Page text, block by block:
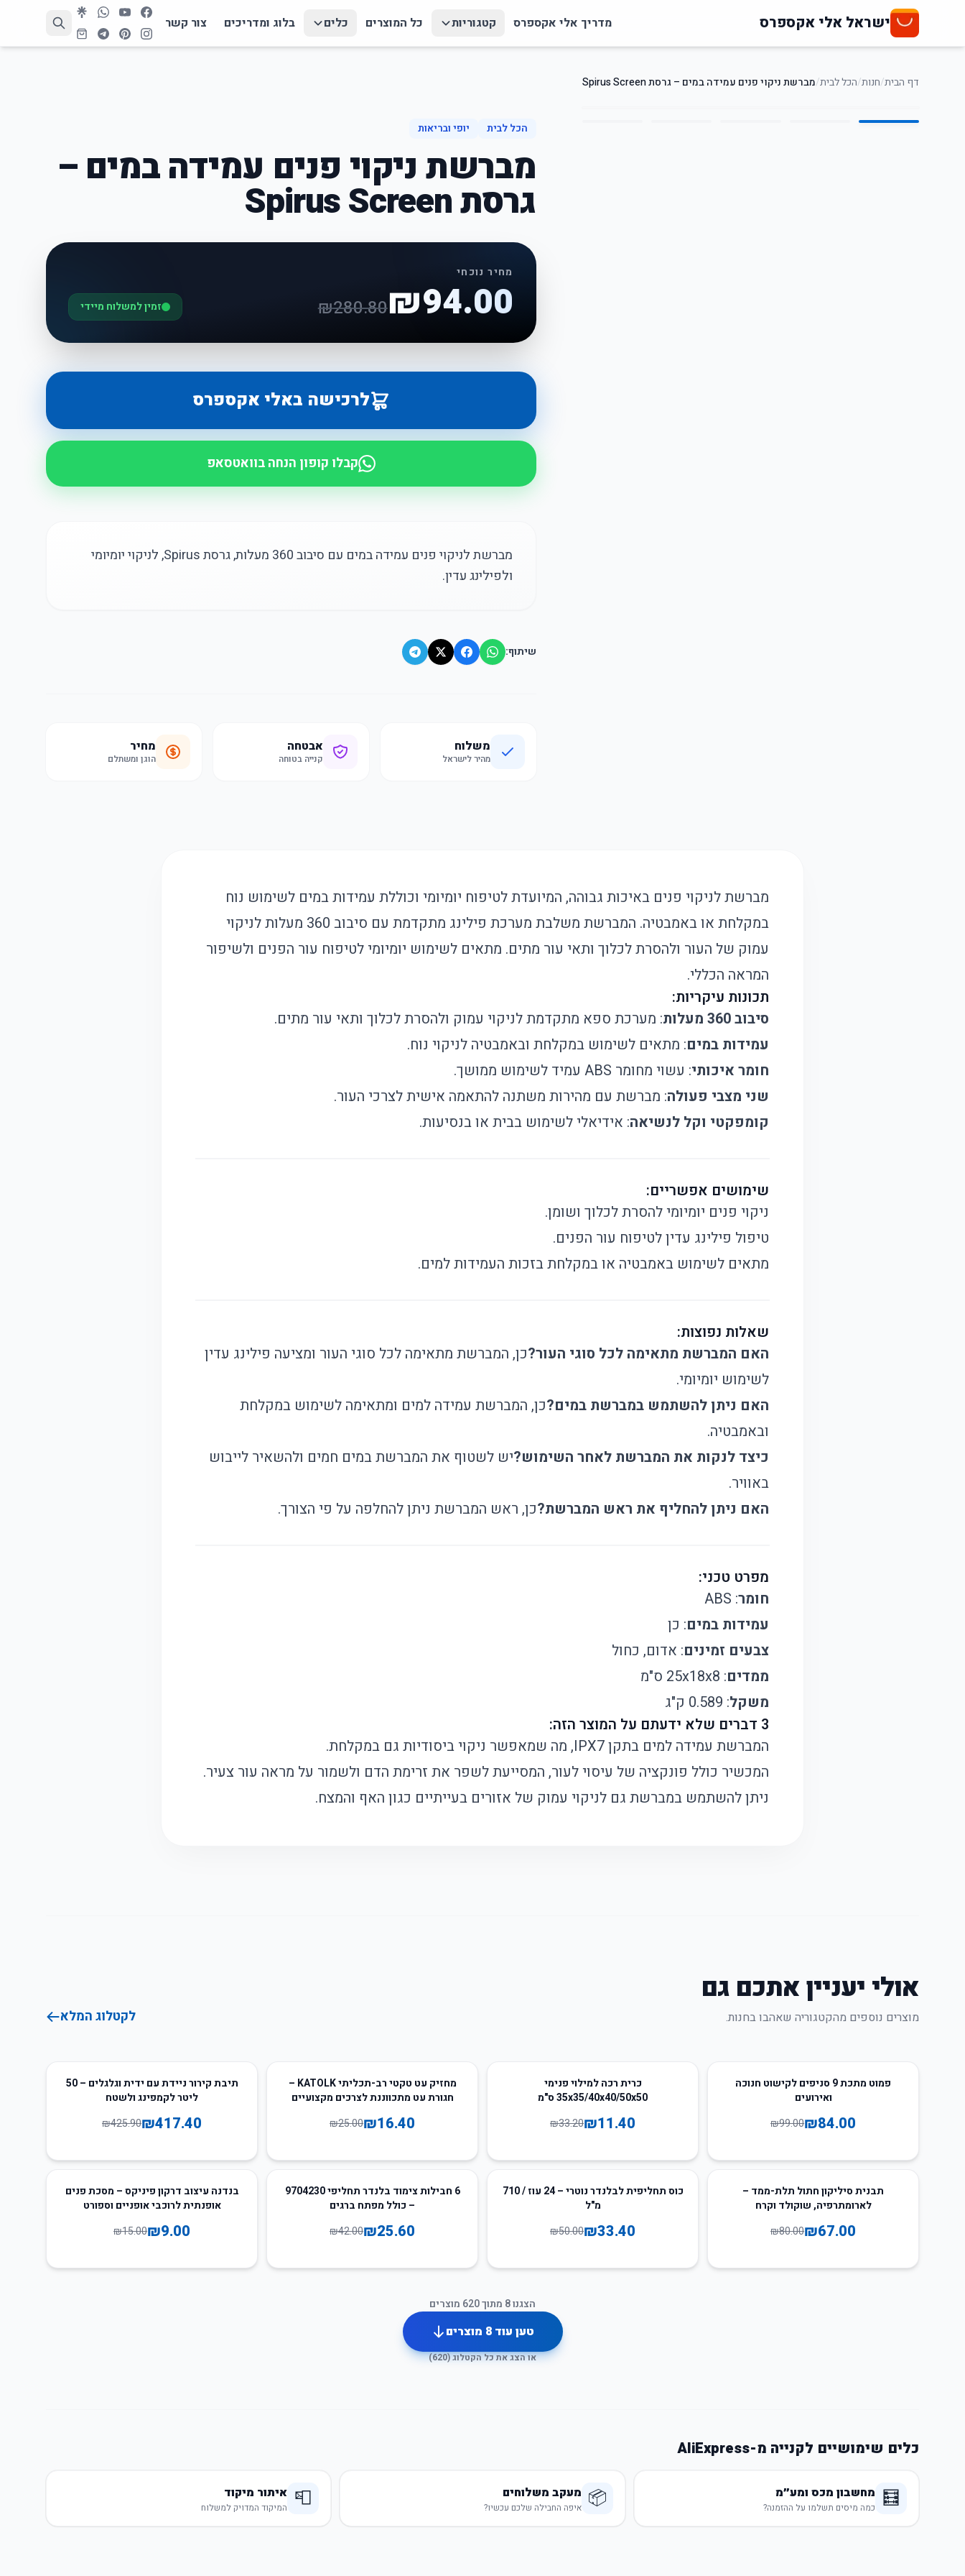
ישראל אלי אקספרס מדריך אלי אקספרס קטגוריות כל המוצרים כלים בלוג ומדריכים צור קשר
דף הבית/חנות/הכל לבית/מברשת ניקוי פנים עמידה במים – גרסת Spirus Screen
1
/
5
הכל לבית יופי ובריאות
מברשת ניקוי פנים עמידה במים –
גרסת Spirus Screen
מחיר נוכחי
₪94.00
₪280.80 זמין למשלוח מיידי
לרכישה באלי אקספרס
קבלו קופון הנחה בוואטסאפ
מברשת לניקוי פנים עמידה במים עם סיבוב 360 מעלות, גרסת Spirus, לניקוי יומיומי
ולפילינג עדין.
שיתוף:
משלוח
מהיר לישראל
אבטחה
קנייה בטוחה
מחיר
הוגן ומשתלם
מברשת לניקוי פנים באיכות גבוהה, המיועדת לטיפוח יומיומי וכוללת עמידות במים לשימוש נוח
במקלחת או באמבטיה. המברשת משלבת מערכת פילינג מתקדמת עם סיבוב 360 מעלות לניקוי
עמוק של העור ולהסרת לכלוך ותאי עור מתים. מתאים לשימוש יומיומי לטיפוח עור הפנים ולשיפור
המראה הכללי.
תכונות עיקריות:
סיבוב 360 מעלות
: מערכת ספא מתקדמת לניקוי עמוק ולהסרת לכלוך ותאי עור מתים.
עמידות במים: מתאים לשימוש במקלחת ובאמבטיה לניקוי נוח.
חומר איכותי: עשוי מחומר ABS עמיד לשימוש ממושך.
שני מצבי פעולה: מברשת עם מהירות משתנה להתאמה אישית לצרכי העור.
קומפקטי וקל לנשיאה: אידיאלי לשימוש בבית או בנסיעות.
שימושים אפשריים:
ניקוי פנים יומיומי להסרת לכלוך ושומן.
טיפול פילינג עדין לטיפוח עור הפנים.
מתאים לשימוש באמבטיה או במקלחת בזכות העמידות למים.
שאלות נפוצות:
האם המברשת מתאימה לכל סוגי העור?כן, המברשת מתאימה לכל סוגי העור ומציעה פילינג עדין
לשימוש יומיומי.
האם ניתן להשתמש במברשת במים?כן, המברשת עמידה למים ומתאימה לשימוש במקלחת
ובאמבטיה.
כיצד לנקות את המברשת לאחר השימוש?יש לשטוף את המברשת במים חמים ולהשאיר לייבוש
באוויר.
האם ניתן להחליף את ראש המברשת?כן, ראש המברשת ניתן להחלפה על פי הצורך.
מפרט טכני:
חומר: ABS
עמידות במים: כן
צבעים זמינים: אדום, כחול
ממדים: 25x18x8 ס"מ
משקל: 0.589 ק"ג
3 דברים שלא ידעתם על המוצר הזה:
המברשת עמידה למים בתקן IPX7, מה שמאפשר ניקוי ביסודיות גם במקלחת.
המכשיר כולל פונקציה של עיסוי לעור, המסייעת לשפר את זרימת הדם ולשמור על מראה עור צעיר.
ניתן להשתמש במברשת גם לניקוי עמוק של אזורים בעייתיים כגון האף והמצח.
אולי יעניין אתכם גם
מוצרים נוספים מהקטגוריה שאהבו בחנות. לקטלוג המלא
פמוט מתכת 9 סניפים לקישוט חנוכה
ואירועים
₪84.00
₪99.00
כרית רכה למילוי פנימי
35x35/40x40/50x50 ס"מ
₪11.40
₪33.20
34
מחזיק עט טקטי רב-תכליתי KATOLK –
חגורת עט מתכווננת לצרכים מקצועיים
₪16.40
₪25.00
2
תיבת קירור ניידת עם ידית וגלגלים – 50
ליטר לקמפינג ולשטח
₪417.40
₪425.90
תבנית סיליקון חתול תלת-ממד –
לארומתרפיה, שוקולד וקרח
₪67.00
₪80.00
33%
כוס תחליפית לבלנדר נוטרי – 24 עוז / 710
מ"ל
₪33.40
₪50.00
39%
6 חבילות צימוד בלנדר תחליפי 9704230
– כולל מפתח ברגים
₪25.60
₪42.00
40
בנדנה עיצוב דרקון פיניקס – מסכת פנים
אופנתית לרוכבי אופניים וספורט
₪9.00
₪15.00
הצגנו8 מתוך620 מוצרים
טען עוד8 מוצרים
או הצג את כל הקטלוג (620
)
כלים שימושיים לקנייה מ-AliExpress
🧮 מחשבון מכס ומע״מ
כמה מיסים תשלמו על ההזמנה? 📦 מעקב משלוחים
איפה החבילה שלכם עכשיו? 📮 איתור מיקוד
המיקוד המדויק למשלוח